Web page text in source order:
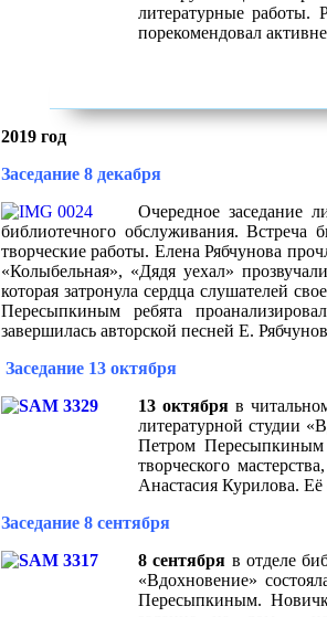
литературные работы.
порекомендовал
2019 год
Заседание 8 декабря
Очередное заседание
библиотечного обслуживания.
творческие работы. Елена Рябчунова
«Колыбельная», «Дядя уехал»
которая затронула сердца слушателей
Пересыпкиным ребята
завершилась авторской песней Е.
Заседание 13 октября
13 октября в
литературной студии
Петром Пересыпкиным
творческого
Анастасия Курилова.
Заседание 8 сентября
8 сентября в отделе
«Вдохновение»
Пересыпкиным.